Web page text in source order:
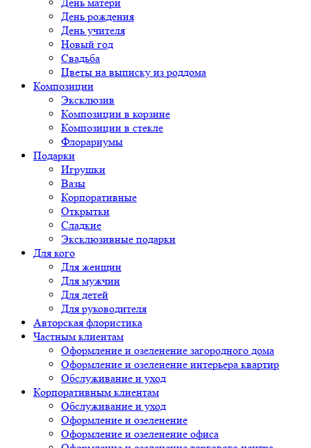
День рождения
День учителя
Новый год
Свадьба
Цветы на выписку из роддома
Композиции
Эксклюзив
Композиции в корзине
Композиции в стекле
Флорариумы
Подарки
Игрушки
Вазы
Корпоративные
Открытки
Сладкие
Эксклюзивные подарки
Для кого
Для женщин
Для мужчин
Для детей
Для руководителя
Авторская флористика
Частным клиентам
Оформление и озеленение загородного дома
Оформление и озеленение интерьера квартир
Обслуживание и уход
Корпоративным клиентам
Обслуживание и уход
Оформление и озеленение
Оформление и озеленение офиса